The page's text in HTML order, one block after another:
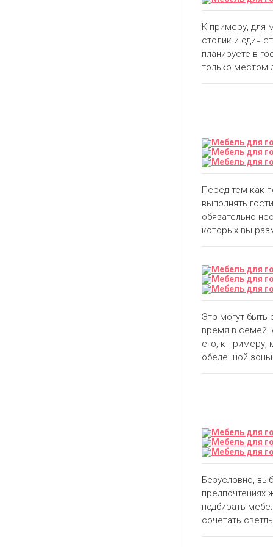
К примеру, для
столик и один
планируете в
только местом
Перед тем как
выполнять
обязательно
которых вы
Это могут быть
время в
его, к примеру,
обеденной
Безусловно,
предпочтениях
подбирать
сочетать